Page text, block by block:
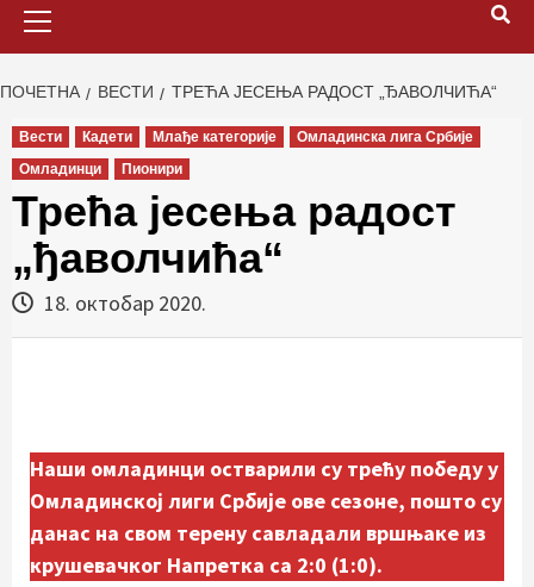
ПОЧЕТНА ВЕСТИ ТРЕЋА ЈЕСЕЊА РАДОСТ „ЂАВОЛЧИЋА“
Вести Кадети Млађе категорије
Омладинска лига Србије
Омладинци
Пионири
Трећа јесења радост
„ђаволчића“
18. октобар 2020.
Наши омладинци остварили су трећу победу у
Омладинској лиги Србије ове сезоне, пошто су
данас на свом терену савладали вршњаке из
крушевачког Напретка са 2:0 (1:0).